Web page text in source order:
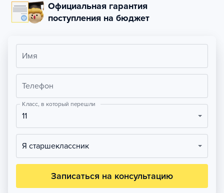
Официальная гарантия
поступления на бюджет
Имя
Телефон
Класс, в который перешли
11
Я старшеклассник
Записаться на консультацию